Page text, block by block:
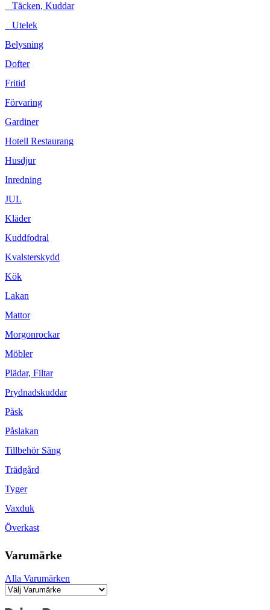
Täcken, Kuddar
Utelek
Belysning
Dofter
Fritid
Förvaring
Gardiner
Hotell Restaurang
Husdjur
Inredning
JUL
Kläder
Kuddfodral
Kvalsterskydd
Kök
Lakan
Mattor
Morgonrockar
Möbler
Plädar, Filtar
Prydnadskuddar
Påsk
Påslakan
Tillbehör Säng
Trädgård
Tyger
Vaxduk
Överkast
Varumärke
Alla Varumärken